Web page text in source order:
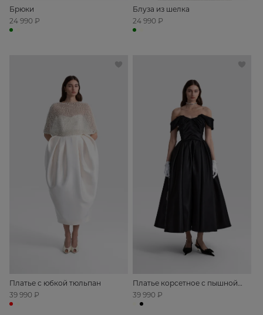
Брюки
24 990 ₽
Блуза из шелка
24 990 ₽
Платье с юбкой тюльпан
39 990 ₽
Платье корсетное с пышной
юбкой
39 990 ₽